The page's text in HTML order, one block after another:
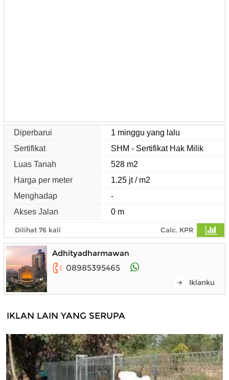
Diperbarui
1 minggu yang lalu
Sertifikat
SHM - Sertifikat Hak Milik
Luas Tanah
528 m2
Harga per meter
1.25 jt / m2
Menghadap
-
Akses Jalan
0 m
Dilihat 76 kali Calc. KPR
Adhityadharmawan
08985395465
Iklanku
IKLAN LAIN YANG SERUPA